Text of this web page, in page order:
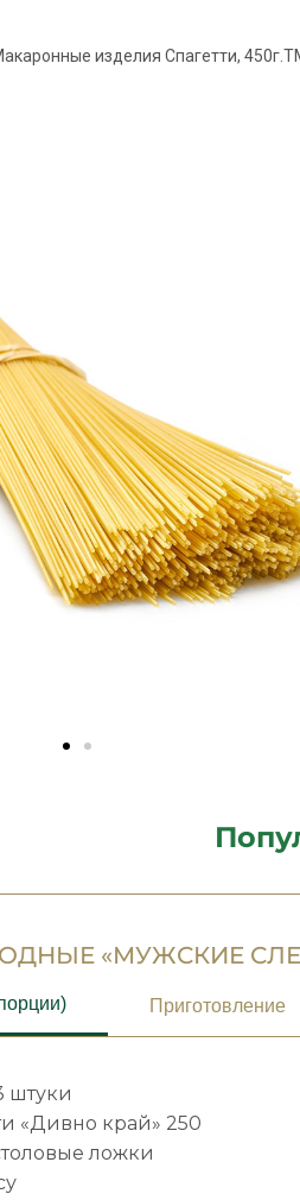
изделия Спагетти,
«МУЖСКИЕ
Приготовление
штуки
«Дивно край» 250
ложки